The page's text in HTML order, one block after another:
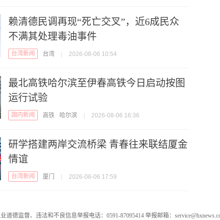
赖清德民调再现“死亡交叉”，近6成民众
不满其处理毒油事件
台湾新闻 台湾 2026-08-06 10:54
最北高铁哈尔滨至伊春高铁今日启动按图
运行试验
国内新闻 高铁 哈尔滨 2026-08-06 16:36
研学搭建两岸交流桥梁 青春往来联结厦金
情谊
台湾新闻 厦门 2026-08-06 17:59
道德监督、违法和不良信息举报电话：0591-87095414 举报邮箱：